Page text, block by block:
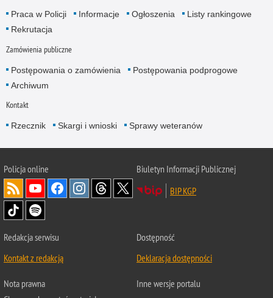
Praca w Policji Informacje Ogłoszenia
Listy rankingowe
Rekrutacja
Zamówienia publiczne
Postępowania o zamówienia
Postępowania podprogowe
Archiwum
Kontakt
Rzecznik Skargi i wnioski Sprawy weteranów
Policjaonline
Biuletyn Informacji Publicznej
BIP KGP
Redakcja serwisu
Kontakt z redakcją
Dostępność
Deklaracja dostępności
Nota prawna
Inne wersje portalu